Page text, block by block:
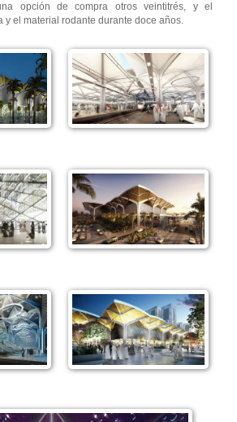
opción de compra otros veintitrés, y el
y el material rodante durante doce años.